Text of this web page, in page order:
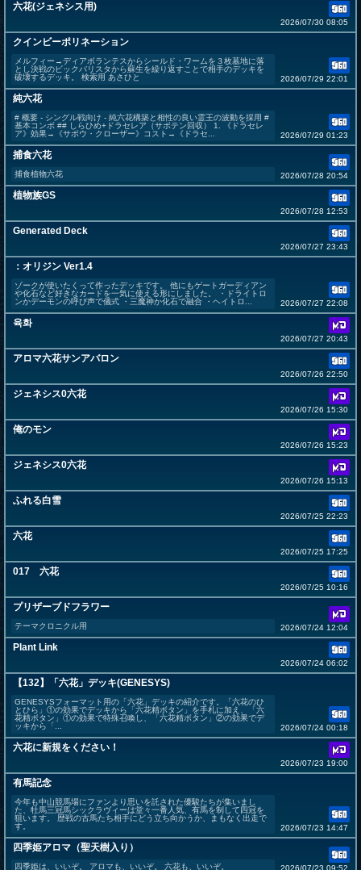
六花(ジェネシス用)
2026/07/30 08:05
クインビーポリネーション
メルフィー→ディアボランテスからシールド・ワームを３枚墓地に落
とし決戦のビックバリスタから蘇生を繰り返すことで相手のデッキを
破壊するデッキ。 検索用 あさひと
2026/07/29 22:01
純六花
# 概要 - シングル戦向け - 純六花構築と相性の良い霊王の波動を採用 #
基本コンボ ## しらひめ+ドラセレア（サボテン回収） 1. 《ドラセレ
ア》効果→《サボウ・クローザー》コスト→《ドラセ...
2026/07/29 01:23
捕食六花
捕食植物六花 2026/07/28 20:54
植物族GS
2026/07/28 12:53
Generated Deck
2026/07/27 23:43
：オリジン Ver1.4
ゾークが使いたくって作ったデッキです。 他にもゲートガーディアン
や化石など好きなカードを一気に使える形にしました。 ・ドライトロ
ンかデーモンの呼び声で儀式 ・三魔神か化石で融合 ・ヘイトロ...
2026/07/27 22:08
육화
2026/07/27 20:43
アロマ六花サンアバロン
2026/07/26 22:50
ジェネシス0六花
2026/07/26 15:30
俺のモン
2026/07/26 15:23
ジェネシス0六花
2026/07/26 15:13
ふれる白雪
2026/07/25 22:23
六花
2026/07/25 17:25
017 六花
2026/07/25 10:16
プリザーブドフラワー
テーマクロニクル用 2026/07/24 12:04
Plant Link
2026/07/24 06:02
【132】「六花」デッキ(GENESYS)
GENESYSフォーマット用の「六花」デッキの紹介です。「六花のひ
とひら」①の効果でデッキから「六花精ボタン」を手札に加え、「六
花精ボタン」①の効果で特殊召喚し、「六花精ボタン」②の効果でデ
ッキから「...
2026/07/24 00:18
六花に新規をください！
2026/07/23 19:00
有馬記念
今年も中山競馬場にファンより思いを託された優駿たちが集いまし
た、牡馬三冠馬シックラヴィーは堂々一番人気、有馬を制して四冠を
狙います。 歴戦の古馬たち相手にどう立ち向かうか、まもなく出走で
す。
2026/07/23 14:47
四季姫アロマ（聖天樹入り）
四季姫は、いいぞ。 アロマも、いいぞ。 六花も、いいぞ。 2026/07/23 09:52